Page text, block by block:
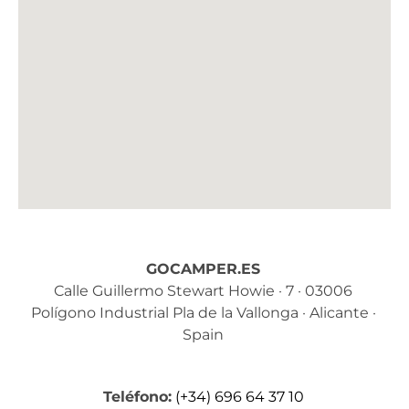
GOCAMPER.ES
Calle Guillermo Stewart Howie · 7 · 03006
Polígono Industrial Pla de la Vallonga · Alicante ·
Spain
Teléfono: (+34) 696 64 37 10